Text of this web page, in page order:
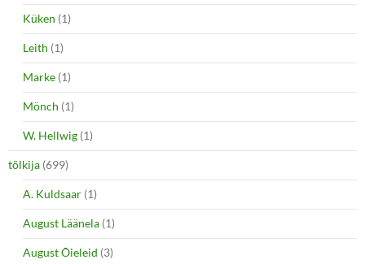
Küken (1)
Leith (1)
Marke (1)
Mönch (1)
W. Hellwig (1)
tõlkija (699)
A. Kuldsaar (1)
August Läänela (1)
August Õieleid (3)